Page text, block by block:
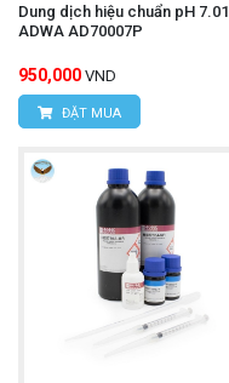
Dung dịch hiệu chuẩn pH 7.01
ADWA AD70007P
950,000 VND
ĐẶT MUA